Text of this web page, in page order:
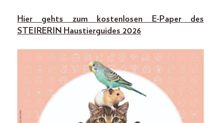
Hier gehts zum kostenlosen E-Paper des
STEIRERIN Haustierguides 2026